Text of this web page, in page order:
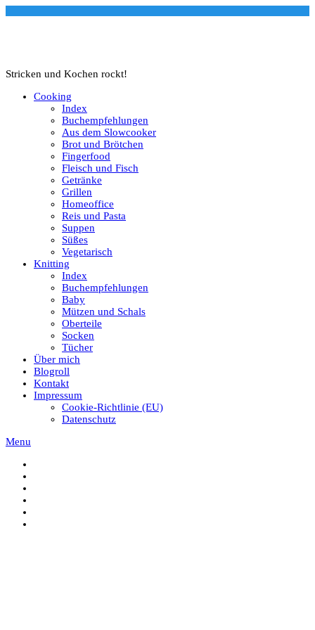
Stricken und Kochen rockt!
Cooking
Index
Buchempfehlungen
Aus dem Slowcooker
Brot und Brötchen
Fingerfood
Fleisch und Fisch
Getränke
Grillen
Homeoffice
Reis und Pasta
Suppen
Süßes
Vegetarisch
Knitting
Index
Buchempfehlungen
Baby
Mützen und Schals
Oberteile
Socken
Tücher
Über mich
Blogroll
Kontakt
Impressum
Cookie-Richtlinie (EU)
Datenschutz
Menu